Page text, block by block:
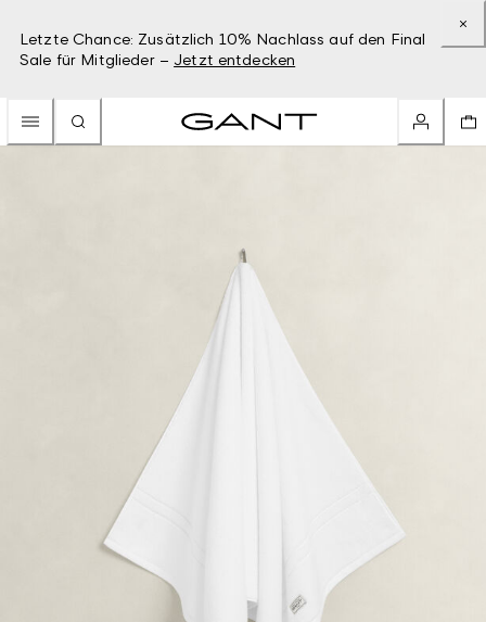
Letzte Chance: Zusätzlich 10% Nachlass auf den Final
Sale für Mitglieder – Jetzt entdecken